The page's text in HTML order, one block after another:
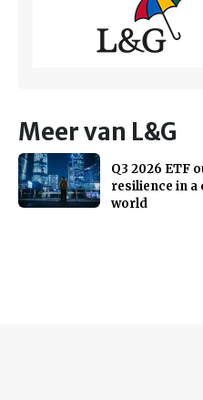
Meer van L&G
Q3 2026 ETF
resilience in a
world